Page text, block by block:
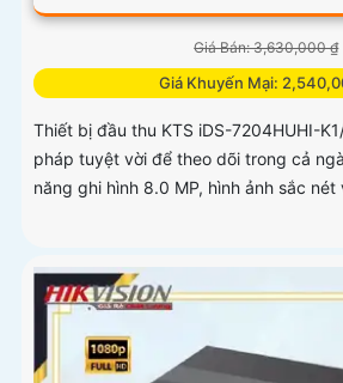
Giá Bán: 3,630,000 ₫
Giá Khuyến Mại:
Thiết bị đầu thu KTS iDS-7204HUHI-
pháp tuyệt vời để theo dõi trong cả
năng ghi hình 8.0 MP, hình ảnh sắc nét